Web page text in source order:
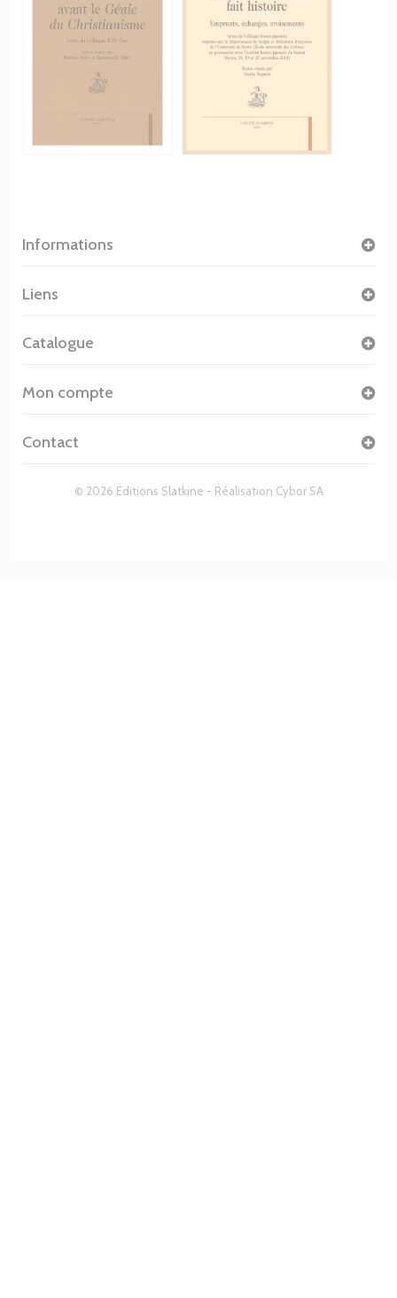
Informations
© 2026 Editions Slatkine - Réalisation Cybor SA
Liens
Catalogue
Mon compte
Contact